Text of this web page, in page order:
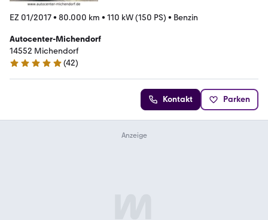
EZ 01/2017• 80.000 km • 110 kW (150 PS) • Benzin
Autocenter-Michendorf
14552 Michendorf
4.9 Sterne
(42)
Kontakt Parken